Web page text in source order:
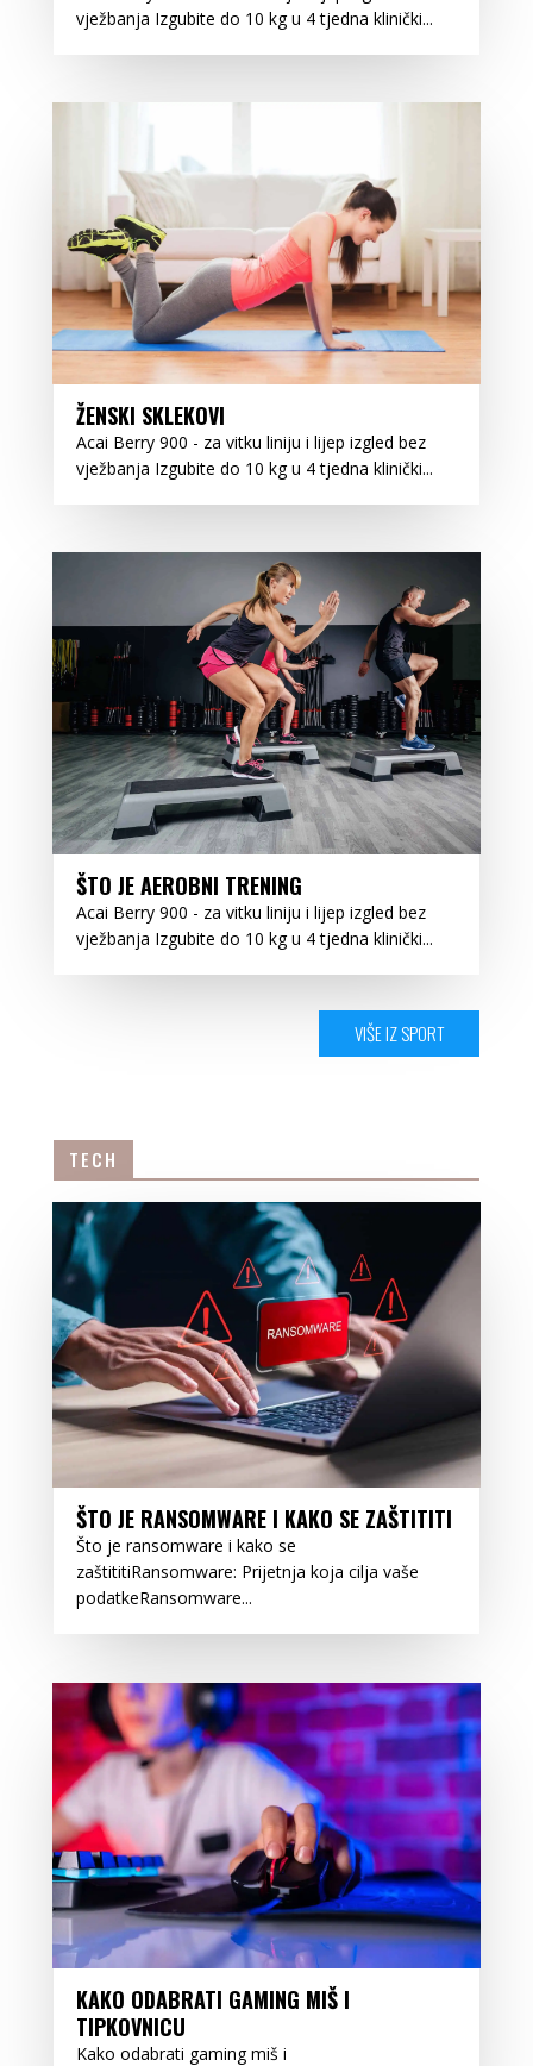
vježbanja Izgubite do 10 kg u 4 tjedna klinički...
ŽENSKI SKLEKOVI
Acai Berry 900 - za vitku liniju i lijep izgled bez
vježbanja Izgubite do 10 kg u 4 tjedna klinički...
ŠTO JE AEROBNI TRENING
Acai Berry 900 - za vitku liniju i lijep izgled bez
vježbanja Izgubite do 10 kg u 4 tjedna klinički...
VIŠE IZ SPORT
TECH
ŠTO JE RANSOMWARE I KAKO SE ZAŠTITITI
Što je ransomware i kako se
zaštititiRansomware: Prijetnja koja cilja vaše
podatkeRansomware...
KAKO ODABRATI GAMING MIŠ I
TIPKOVNICU
Kako odabrati gaming miš i